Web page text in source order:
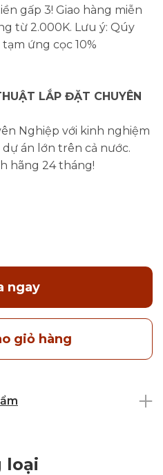
gấp 3! Giao hàng miễn
từ 2.000K. Lưu ý: Qúy
ứng cọc 10%
LẮP ĐẶT CHUYÊN
Nghiệp với kinh nghiệm
án lớn trên cả nước.
hãng 24 tháng!
ngay
giỏ hàng
loại